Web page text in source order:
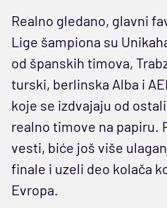
Realno gledano, glavni
Lige šampiona su
od španskih timova,
turski, berlinska Alba i
koje se izdvajaju od
realno timove na papiru.
vesti, biće još više
finale i uzeli deo kolača
Evropa.